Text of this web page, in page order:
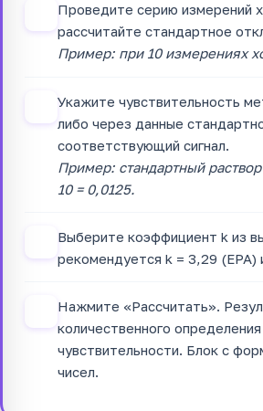
Проведите серию измерений
рассчитайте стандартное
Пример: при 10 измерениях
Укажите чувствительность
либо через данные
соответствующий сигнал.
Пример: стандартный
10 = 0,0125.
Выберите коэффициент k из
рекомендуется k = 3,29 (EPA)
Нажмите «Рассчитать».
количественного
чувствительности. Блок с
чисел.